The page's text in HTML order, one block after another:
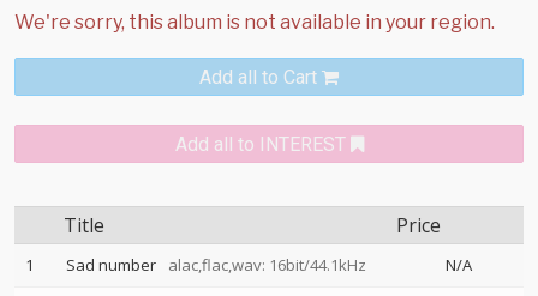
Add all to Cart
Add all to INTEREST
Title Price
1 Sad number alac,flac,wav: 16bit/44.1kHz
N/A